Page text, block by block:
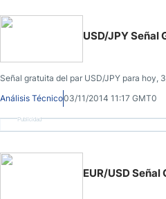
USD/JPY Señal
Señal gratuita del par USD/JPY para hoy,
Análisis Técnico03/11/2014 11:17 GMT0
Publicidad
EUR/USD